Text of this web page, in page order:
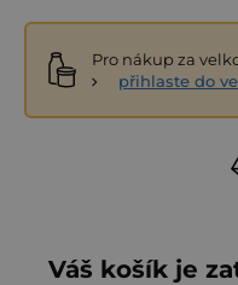
Pro nákup za
přihlaste do
Váš košík je